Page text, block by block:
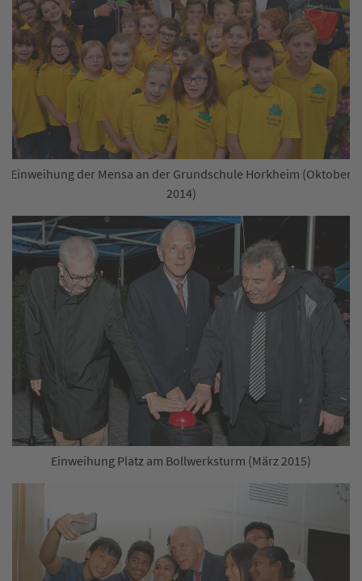
Einweihung der Mensa an der Grundschule Horkheim (Oktober
2014)
Einweihung Platz am Bollwerksturm (März 2015)